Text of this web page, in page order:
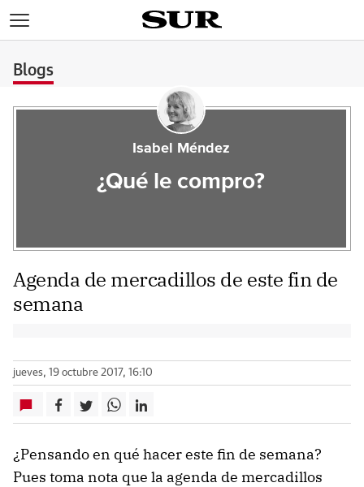
Blogs
Isabel Méndez
¿Qué le compro?
Agenda de mercadillos de este fin de
semana
jueves, 19 octubre 2017, 16:10
¿Pensando en qué hacer este fin de semana?
Pues toma nota que la agenda de mercadillos